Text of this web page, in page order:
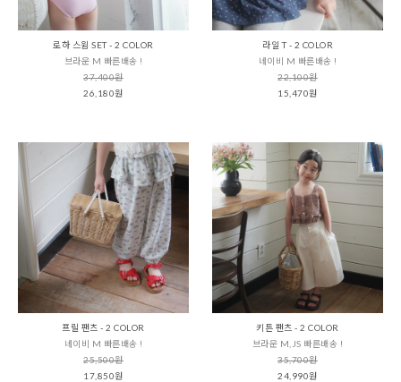
로하 스윔 SET - 2 COLOR
브라운 M 빠른배송 !
37,400원
26,180원
라일 T - 2 COLOR
네이비 M 빠른배송 !
22,100원
15,470원
프릴 팬츠 - 2 COLOR
네이비 M 빠른배송 !
25,500원
17,850원
키튼 팬츠 - 2 COLOR
브라운 M,JS 빠른배송 !
35,700원
24,990원